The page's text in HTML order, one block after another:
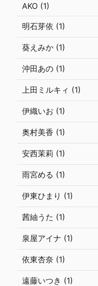
AKO (1)
明石芽依 (1)
葵えみか (1)
沖田あの (1)
上田ミルキィ (1)
伊織いお (1)
奥村美香 (1)
安西茉莉 (1)
雨宮める (1)
伊東ひまり (1)
茜紬うた (1)
泉屋アイナ (1)
依東杏奈 (1)
遠藤いつき (1)